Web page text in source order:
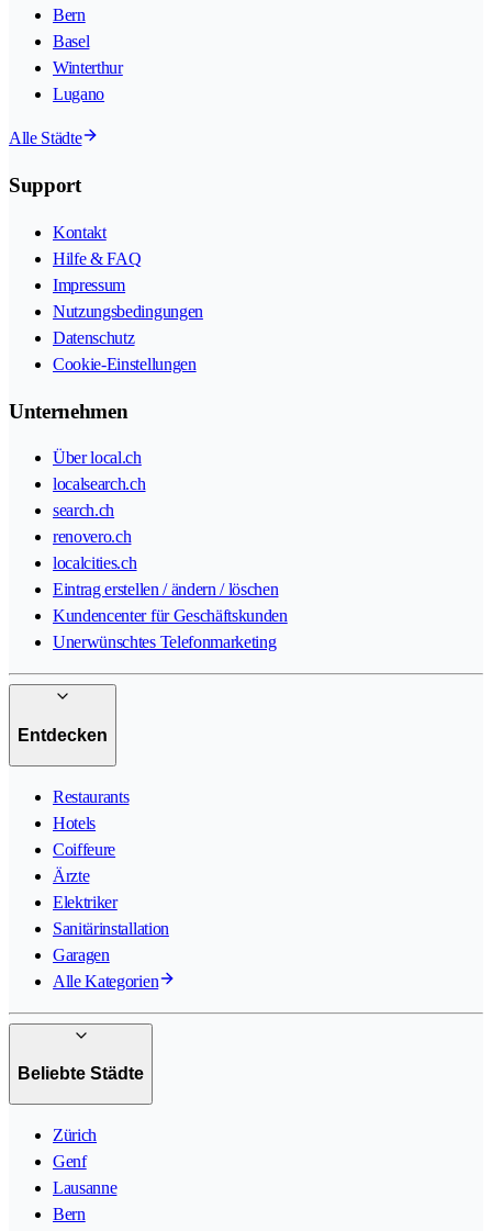
Bern
Basel
Winterthur
Lugano
Alle Städte
Support
Kontakt
Hilfe & FAQ
Impressum
Nutzungsbedingungen
Datenschutz
Cookie-Einstellungen
Unternehmen
Über local.ch
localsearch.ch
search.ch
renovero.ch
localcities.ch
Eintrag erstellen / ändern / löschen
Kundencenter für Geschäftskunden
Unerwünschtes Telefonmarketing
Entdecken
Restaurants
Hotels
Coiffeure
Ärzte
Elektriker
Sanitärinstallation
Garagen
Alle Kategorien
Beliebte Städte
Zürich
Genf
Lausanne
Bern